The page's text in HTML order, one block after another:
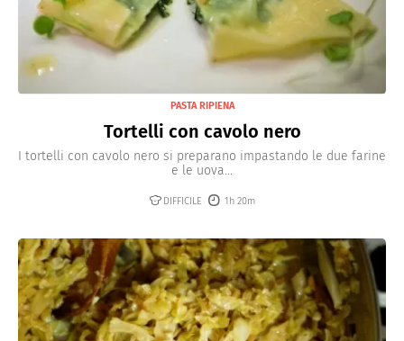
PASTA RIPIENA
Tortelli con cavolo nero
I tortelli con cavolo nero si preparano impastando le due farine
e le uova...
DIFFICILE 1h 20m